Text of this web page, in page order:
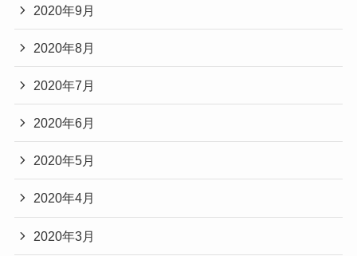
2020年9月
2020年8月
2020年7月
2020年6月
2020年5月
2020年4月
2020年3月